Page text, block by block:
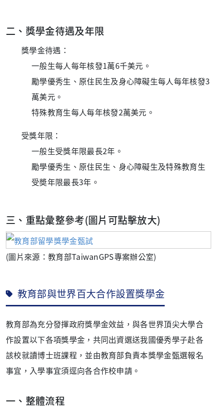
二、獎學金待遇及年限
獎學金待遇：
一般生每人每年核發1萬6千美元。
勵學優秀生、原住民生及身心障礙生每人每年核發3
萬美元。
特殊教育生每人每年核發2萬美元。
受獎年限：
一般生受獎年限最長2年。
勵學優秀生、原住民生、身心障礙生及特殊教育生
受奬年限最長3年。
三、重點彙整參考(圖片可點擊放大)
(圖片來源：教育部TaiwanGPS專案辦公室)
教育部與世界百大合作設置獎學金
教育部為充分發揮政府獎學金效益，與各世界頂尖大學合
作設置以下各項獎學金，共同出資選送我國優秀學子赴各
該校就讀博士班課程，並由教育部負責本獎學金甄選報名
事宜，入學事宜須逕向各合作校申請。
一、整體流程